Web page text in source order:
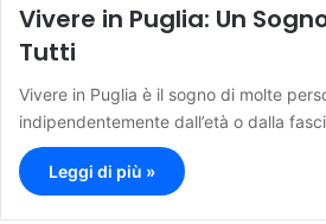
Vivere in Puglia: Un
Tutti
Vivere in Puglia è il sogno di molte
indipendentemente dall’età o dalla
Leggi di più »